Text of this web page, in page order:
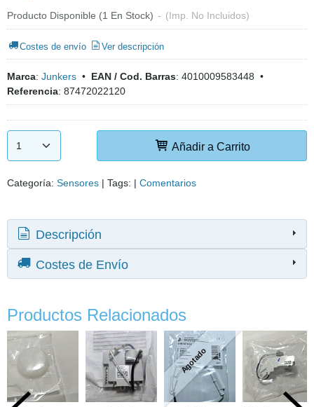
Producto Disponible (1 En Stock) - (Imp. No Incluidos)
Costes de envío Ver descripción
Marca: Junkers • EAN / Cod. Barras: 4010009583448 •
Referencia: 87472022120
Añadir a Carrito
Categoría: Sensores | Tags: | Comentarios
Descripción
Costes de Envío
Productos Relacionados
Agotado